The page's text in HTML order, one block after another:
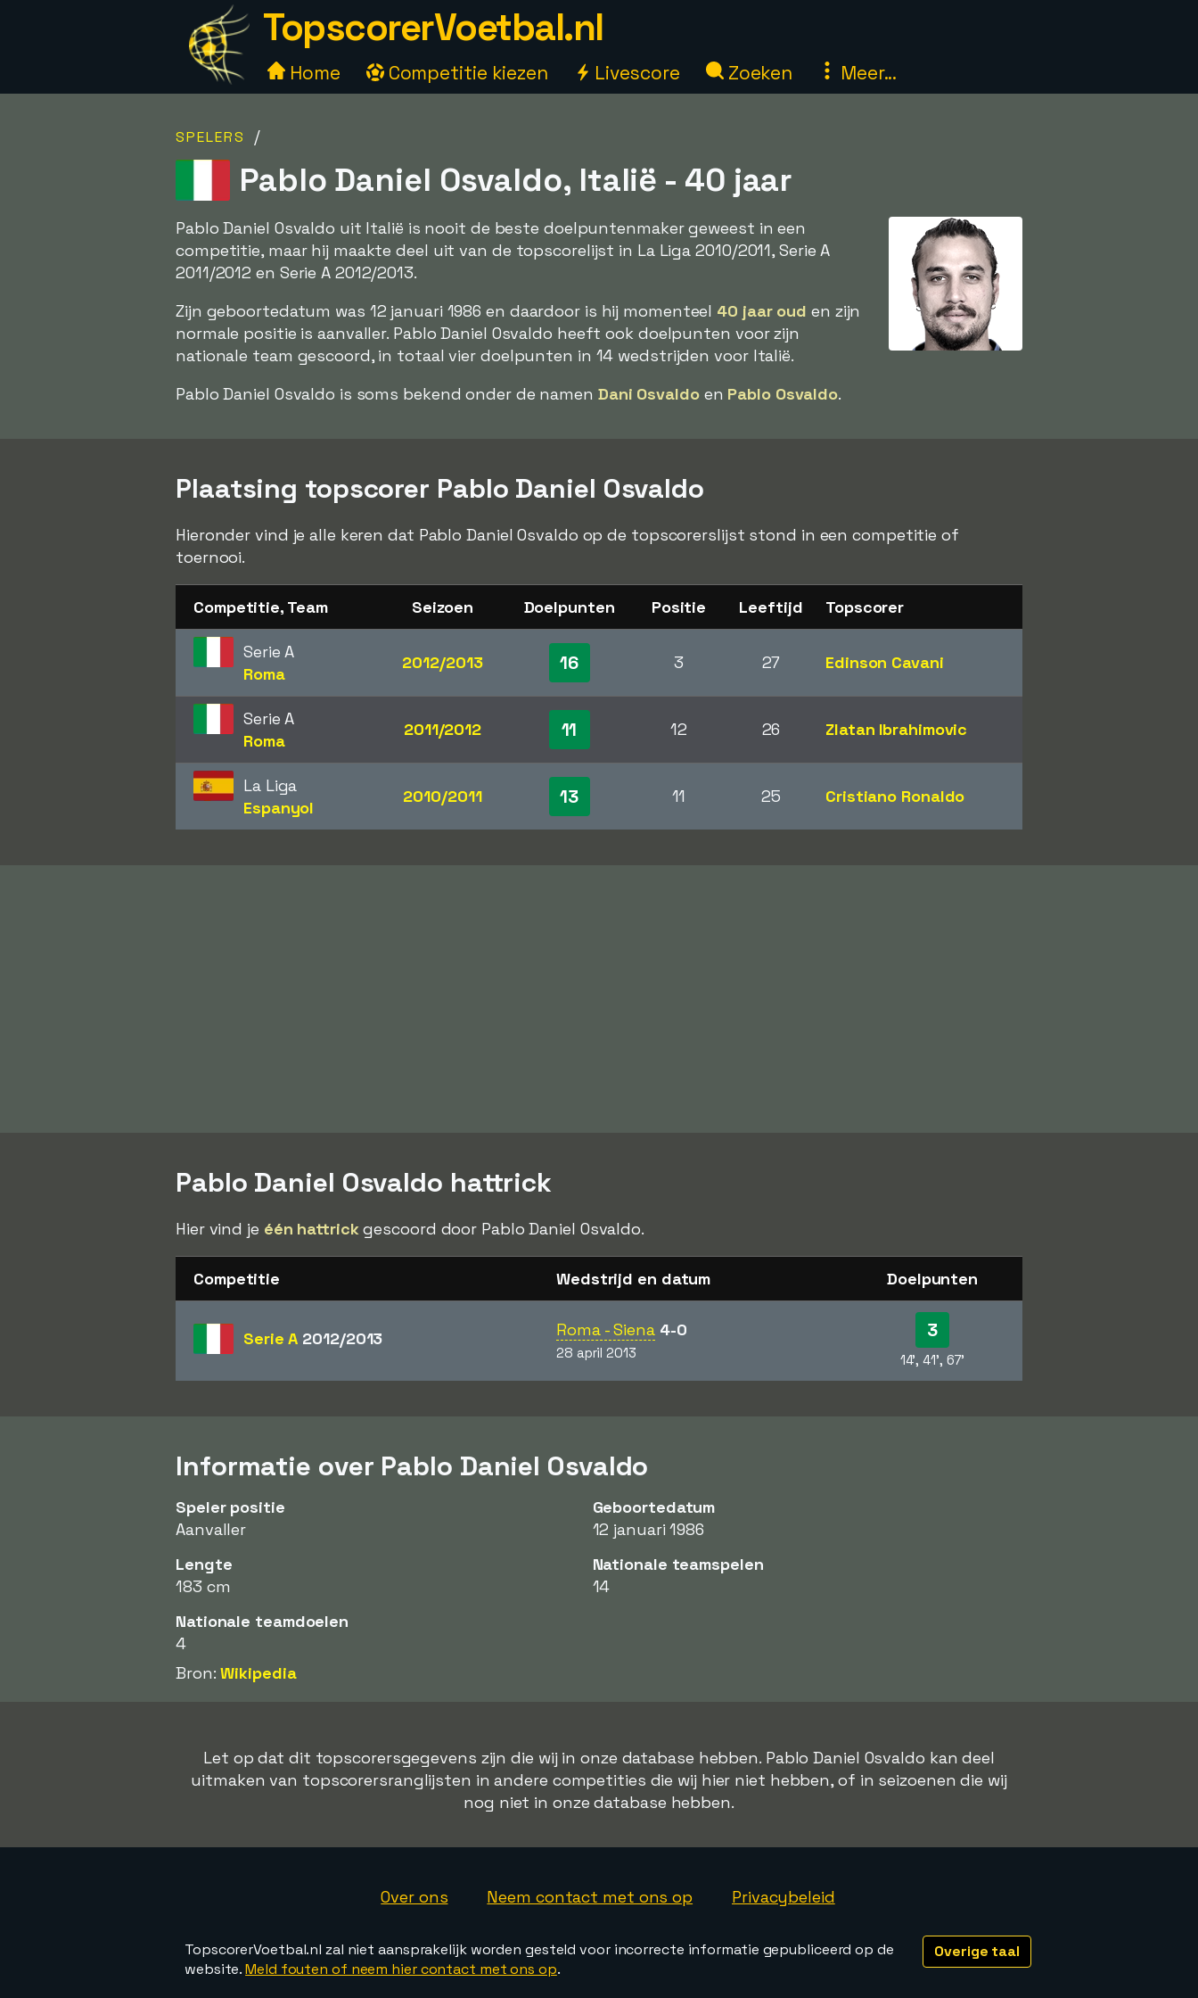
TopscorerVoetbal.nl
Home Competitie kiezen Livescore Zoeken Meer...
SPELERS /
Pablo Daniel Osvaldo, Italië - 40 jaar
Pablo Daniel Osvaldo uit Italië is nooit de beste doelpuntenmaker geweest in een
competitie, maar hij maakte deel uit van de topscorelijst in La Liga 2010/2011, Serie A
2011/2012 en Serie A 2012/2013.
Zijn geboortedatum was 12 januari 1986 en daardoor is hij momenteel 40 jaar oud en zijn
normale positie is aanvaller. Pablo Daniel Osvaldo heeft ook doelpunten voor zijn
nationale team gescoord, in totaal vier doelpunten in 14 wedstrijden voor Italië.
Pablo Daniel Osvaldo is soms bekend onder de namen Dani Osvaldoen Pablo Osvaldo.
Plaatsing topscorer Pablo Daniel Osvaldo
Hieronder vind je alle keren dat Pablo Daniel Osvaldo op de topscorerslijst stond in een competitie of
toernooi.
Competitie, Team Seizoen Doelpunten Positie Leeftijd Topscorer
Serie A
Roma
2012/2013 16 3 27 Edinson Cavani
Serie A
Roma
2011/2012 11 12 26 Zlatan Ibrahimovic
La Liga
Espanyol
2010/2011 13 11 25 Cristiano Ronaldo
Pablo Daniel Osvaldo hattrick
Hier vind je één hattrickgescoord door Pablo Daniel Osvaldo.
Competitie Wedstrijd en datum Doelpunten
Serie A 2012/2013 Roma - Siena 4-0
28 april 2013
3
14', 41', 67'
Informatie over Pablo Daniel Osvaldo
Speler positie
Aanvaller
Geboortedatum
12 januari 1986
Lengte
183 cm
Nationale teamspelen
14
Nationale teamdoelen
4
Bron:Wikipedia
Let op dat dit topscorersgegevens zijn die wij in onze database hebben. Pablo Daniel Osvaldo kan deel
uitmaken van topscorersranglijsten in andere competities die wij hier niet hebben, of in seizoenen die wij
nog niet in onze database hebben.
Over ons Neem contact met ons op Privacybeleid
Overige taal
TopscorerVoetbal.nl zal niet aansprakelijk worden gesteld voor incorrecte informatie gepubliceerd op de
website.Meld fouten of neem hier contact met ons op.